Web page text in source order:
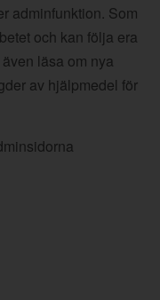
adminfunktion. Som
och kan följa era
läsa om nya
av hjälpmedel för